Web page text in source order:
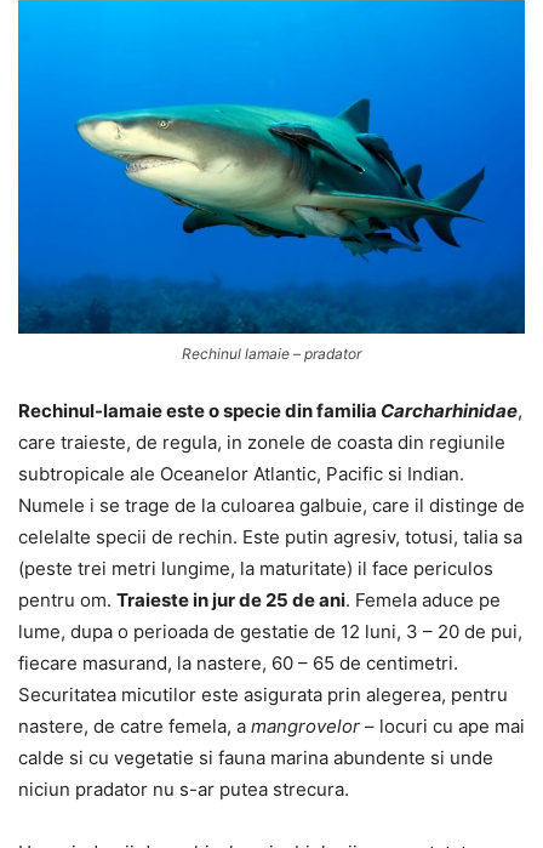
Rechinul lamaie – pradator
Rechinul-lamaie este o specie din familia Carcharhinidae,
care traieste, de regula, in zonele de coasta din regiunile
subtropicale ale Oceanelor Atlantic, Pacific si Indian.
Numele i se trage de la culoarea galbuie, care il distinge de
celelalte specii de rechin. Este putin agresiv, totusi, talia sa
(peste trei metri lungime, la maturitate) il face periculos
pentru om. Traieste in jur de 25 de ani. Femela aduce pe
lume, dupa o perioada de gestatie de 12 luni, 3 – 20 de pui,
fiecare masurand, la nastere, 60 – 65 de centimetri.
Securitatea micutilor este asigurata prin alegerea, pentru
nastere, de catre femela, a mangrovelor – locuri cu ape mai
calde si cu vegetatie si fauna marina abundente si unde
niciun pradator nu s-ar putea strecura.